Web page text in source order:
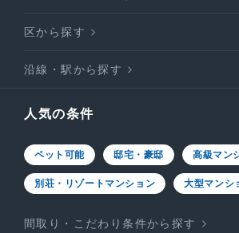
区から探す
沿線・駅から探す
人気の条件
ペット可能 邸宅・豪邸 高級マン
別荘・リゾートマンション 大型マンシ
間取り・こだわり条件から探す